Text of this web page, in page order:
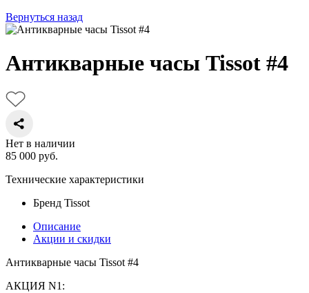
Вернуться назад
Антикварные часы Tissot #4
Нет в наличии
85 000 руб.
Технические характеристики
Бренд Tissot
Описание
Акции и скидки
Антикварные часы Tissot #4
АКЦИЯ N1: